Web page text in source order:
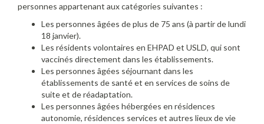
personnes appartenant aux catégories suivantes :
Les personnes âgées de plus de 75 ans (à partir de lundi
18 janvier).
Les résidents volontaires en EHPAD et USLD, qui sont
vaccinés directement dans les établissements.
Les personnes âgées séjournant dans les
établissements de santé et en services de soins de
suite et de réadaptation.
Les personnes âgées hébergées en résidences
autonomie, résidences services et autres lieux de vie